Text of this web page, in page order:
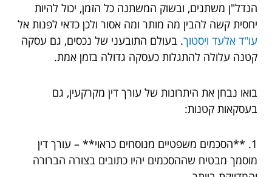
הנדל"ן משתנים, ובשוק המשתנה כל הזמן, יכול להיות
יחסית קשה להבין מה מותר ומה אסור ולכן כדאי לפנות אל
עו"ד אלעד ויסטוך. בעולם התובעני של נכסים, גם עסקה
קטנה עלולה להתגלות כעסקה גדולה בזמן אמת.
בואו נבחן את היתרונות של עורך דין מקרקעין, גם
בעסקאות קטנות:
1. **הסכמים משפטיים מנוסחים כראוי** – עורך דין
מוסמך מבטיח שההסכמים יהיו כתובים בצורה הברורה